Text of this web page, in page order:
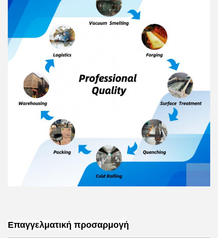
Επαγγελματική προσαρμογή